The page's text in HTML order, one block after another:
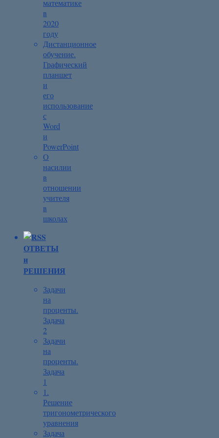
математике
в
2020
году
Дистанционное
обучение.
Графический
планшет
и
его
использование
с
Word
и
PowerPoint
О
насилии
в
отношении
учителя
в
школах
ОТВЕТЫ
и
РЕШЕНИЯ
Задачи
на
проценты.
Задача
2
Задачи
на
проценты.
Задача
1
1.
Решение
тригонометрического
уравнения
Задача